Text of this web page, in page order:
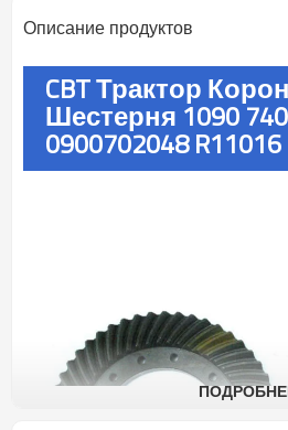
Описание продуктов
CBT Трактор
Шестерня 1090
0900702048 R11016